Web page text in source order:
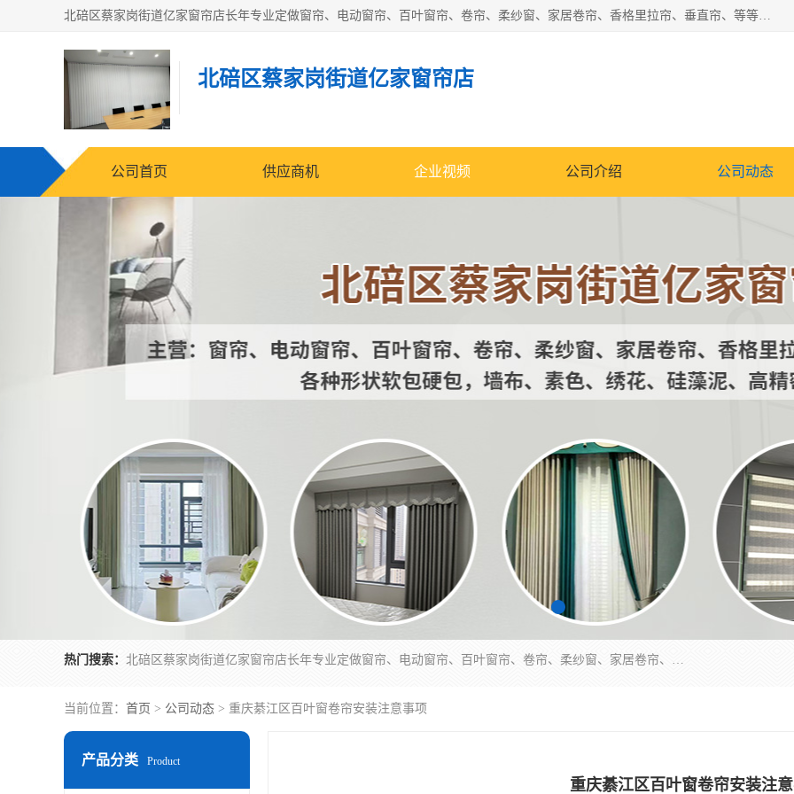
北碚区蔡家岗街道亿家窗帘店长年专业定做窗帘、电动窗帘、百叶窗帘、卷帘、柔纱窗、家居卷帘、香格里拉帘、垂直帘、等等，软包、各种形状软包硬包，墙布、素色、绣花、硅藻泥、高精密各种墙布，免费测量、免费安装，欢迎咨询
北碚区蔡家岗街道亿家窗帘店
公司首页 供应商机 企业视频 公司介绍 公司动态
热门搜索： 北碚区蔡家岗街道亿家窗帘店长年专业定做窗帘、电动窗帘、百叶窗帘、卷帘、柔纱窗、家居卷帘、香格里拉帘、垂直帘、等等，软包、各种形状软包硬包，墙布、素色、绣花、硅藻泥、高精密各种墙布，免费测量、免费安装，欢迎咨询
当前位置： 首页 > 公司动态 > 重庆綦江区百叶窗卷帘安装注意事项
产品分类 Product
重庆綦江区百叶窗卷帘安装注